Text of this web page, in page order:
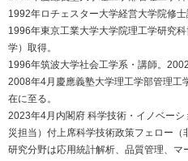
1992年ロチェスター大学経営大学院修士
1996年東京工業大学大学院理工学研究
学）取得。
1996年筑波大学社会工学系・講師。
2008年4月慶應義塾大学理工学部管理工
在に至る。
2023年4月内閣府 科学技術・イノベー
災担当）付上席科学技術政策フェロー（
研究分野は応用統計解析、品質管理、マ